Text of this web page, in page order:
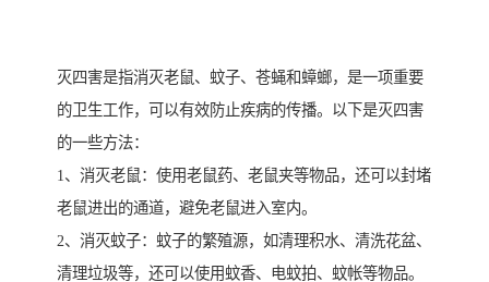
灭四害是指消灭老鼠、蚊子、苍蝇和蟑螂，是一项重要
的卫生工作，可以有效防止疾病的传播。以下是灭四害
的一些方法：
1、消灭老鼠：使用老鼠药、老鼠夹等物品，还可以封堵
老鼠进出的通道，避免老鼠进入室内。
2、消灭蚊子：蚊子的繁殖源，如清理积水、清洗花盆、
清理垃圾等，还可以使用蚊香、电蚊拍、蚊帐等物品。